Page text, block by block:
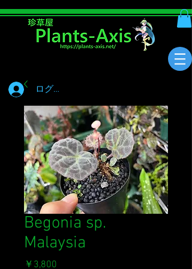
ログイン
Begonia sp.
Malaysia
￥3,800